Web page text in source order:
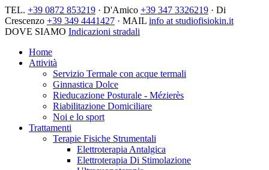
TEL. +39 0872 853219 · D'Amico +39 347 3326219 · Di
Crescenzo +39 349 4441427 · MAIL info at studiofisiokin.it
DOVE SIAMO Indicazioni stradali
Home
Attività
Servizio Termale con acque termali
Ginnastica Dolce
Rieducazione Posturale - Mézierès
Riabilitazione Domiciliare
Noi e lo sport
Trattamenti
Terapie Fisiche Strumentali
Elettroterapia Antalgica
Elettroterapia Di Stimolazione